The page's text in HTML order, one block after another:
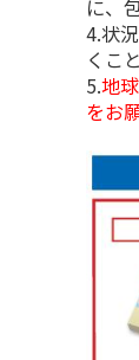
に、
4.状
くこ
5.地
をお